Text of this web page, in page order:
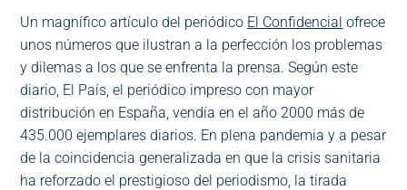
Un magnífico artículo del periódico El Confidencial ofrece
unos números que ilustran a la perfección los problemas
y dilemas a los que se enfrenta la prensa. Según este
diario, El País, el periódico impreso con mayor
distribución en España, vendía en el año 2000 más de
435.000 ejemplares diarios. En plena pandemia y a pesar
de la coincidencia generalizada en que la crisis sanitaria
ha reforzado el prestigioso del periodismo, la tirada